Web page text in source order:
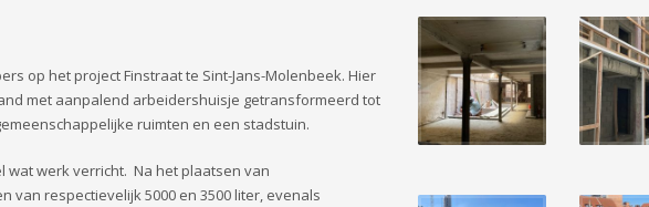
op het project Finstraat te Sint-Jans-Molenbeek. Hier
met aanpalend arbeidershuisje getransformeerd tot
ruimten en een stadstuin.
wat werk verricht. Na het plaatsen van
van respectievelijk 5000 en 3500 liter, evenals